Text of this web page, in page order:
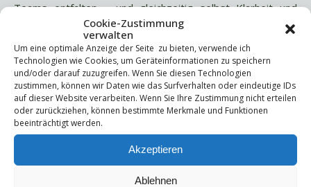
Cookie-Zustimmung
verwalten
Um eine optimale Anzeige der Seite zu bieten, verwende ich
Technologien wie Cookies, um Geräteinformationen zu speichern
und/oder darauf zuzugreifen. Wenn Sie diesen Technologien
zustimmen, können wir Daten wie das Surfverhalten oder eindeutige IDs
auf dieser Website verarbeiten. Wenn Sie Ihre Zustimmung nicht erteilen
oder zurückziehen, können bestimmte Merkmale und Funktionen
beeinträchtigt werden.
Akzeptieren
Ablehnen
Teams entfalten – und gleichzeitig selbst Klarheit und
Stärke gewinnen.
Mögliche Coaching-Themen
Stressbewältigung und Resilienz:Finde Wege, mit
Belastungen souverän umzugehen.
Kommunikation und Teamdynamik:
verbessere den Umgang mit Patient:innen.
Entwickle Deine Führungsrolle und